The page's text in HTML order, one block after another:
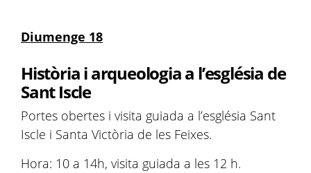
Diumenge 18
Història i arqueologia a l’església de
Sant Iscle
Portes obertes i visita guiada a l’església Sant
Iscle i Santa Victòria de les Feixes.
Hora: 10 a 14h, visita guiada a les 12 h.